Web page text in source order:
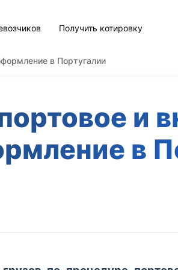
Получить котировку
в Португалии
и
в